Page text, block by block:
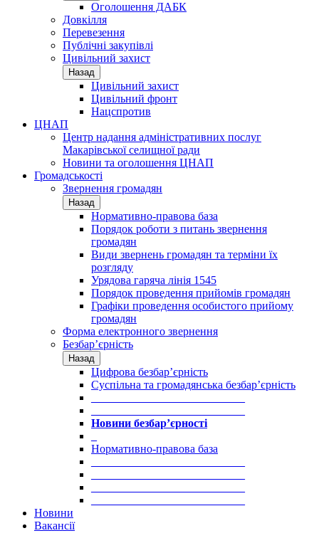
Оголошення ДАБК
Довкілля
Перевезення
Публічні закупівлі
Цивільний захист
Назад
Цивільний захист
Цивільний фронт
Нацспротив
ЦНАП
Центр надання адміністративних послуг
Макарівської селищної ради
Новини та оголошення ЦНАП
Громадськості
Звернення громадян
Назад
Нормативно-правова база
Порядок роботи з питань звернення
громадян
Види звернень громадян та терміни їх
розгляду
Урядова гаряча лінія 1545
Порядок проведення прийомів громадян
Графіки проведення особистого прийому
громадян
Форма електронного звернення
Безбар’єрність
Назад
Цифрова безбар’єрність
Суспільна та громадянська безбар’єрність
Новини безбар’єрності
Нормативно-правова база
Новини
Вакансії